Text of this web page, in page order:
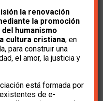
amiga de e-
lospuntos
Cristianspara
la renovación
la promoción
humanismo
cultura cristiana, en
para construir una
el amor, la justicia y
está formada por
de e-